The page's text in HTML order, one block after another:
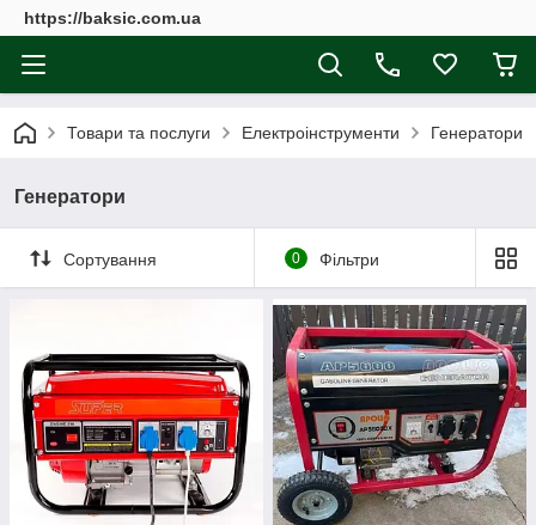
https://baksic.com.ua
Товари та послуги Електроінструменти Генератори
Генератори
Сортування 0 Фільтри